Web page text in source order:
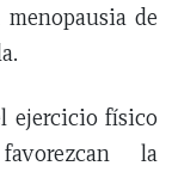
de
ejercicio físico
la